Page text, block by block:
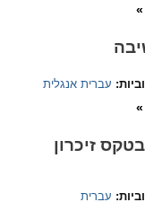
»
עברית אנגלית
»
זיכרון
עברית